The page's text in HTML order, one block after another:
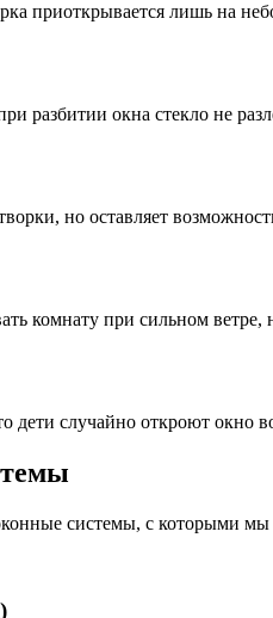
приоткрывается лишь на
разбитии окна стекло не
но оставляет
комнату при сильном ветре,
дети случайно откроют окно
системы, с которыми мы